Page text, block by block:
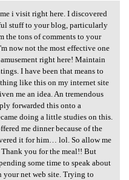
time i visit
i visit right here. I discovered
stuff to your blog, particularly
the tons of comments to your
now not the most effective one
right here! Maintain
I have been that means to
like this on my internet site
me an idea. An tremendous
forwarded this onto a
doing a little studies on this.
me dinner because of the
it for him… lol. So allow me
you for the meal!! But
some time to speak about
your net web site. Trying to